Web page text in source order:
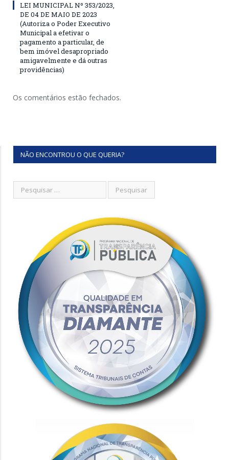
LEI MUNICIPAL Nº 353/2023,
DE 04 DE MAIO DE 2023
(Autoriza o Poder Executivo
Municipal a efetivar o
pagamento a particular, de
bem imóvel desapropriado
amigavelmente e dá outras
providências)
Os comentários estão fechados.
NÃO ENCONTROU O QUE QUERIA?